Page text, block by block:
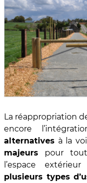
La réappropriation
encore
alternatives à la
majeurs pour
l’espace
plusieurs types